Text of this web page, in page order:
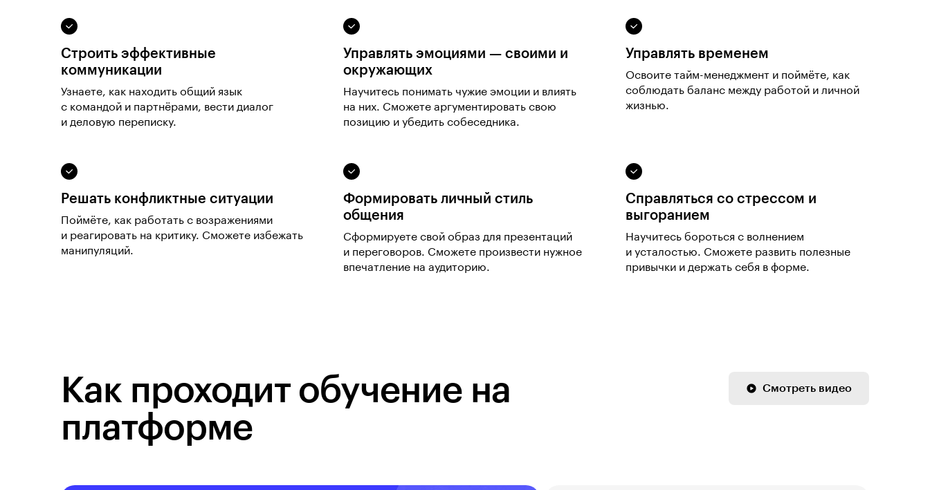
Строить эффективные
коммуникации
Узнаете, как находить общий язык
с командой и партнёрами, вести диалог
и деловую переписку.
Управлять эмоциями — своими и
окружающих
Научитесь понимать чужие эмоции и влиять
на них. Сможете аргументировать свою
позицию и убедить собеседника.
Управлять временем
Освоите тайм-менеджмент и поймёте, как
соблюдать баланс между работой и личной
жизнью.
Решать конфликтные ситуации
Поймёте, как работать с возражениями
и реагировать на критику. Сможете избежать
манипуляций.
Формировать личный стиль
общения
Сформируете свой образ для презентаций
и переговоров. Сможете произвести нужное
впечатление на аудиторию.
Справляться со стрессом и
выгоранием
Научитесь бороться с волнением
и усталостью. Сможете развить полезные
привычки и держать себя в форме.
Как проходит обучение на
платформе
Смотреть видео